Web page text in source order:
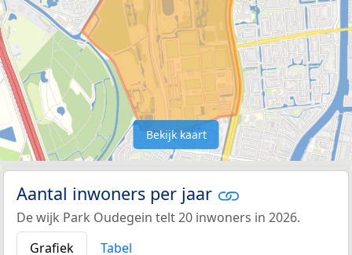
Bekijk kaart
Aantal inwoners per jaar
De wijk Park Oudegein telt 20 inwoners in 2026.
Grafiek
Tabel